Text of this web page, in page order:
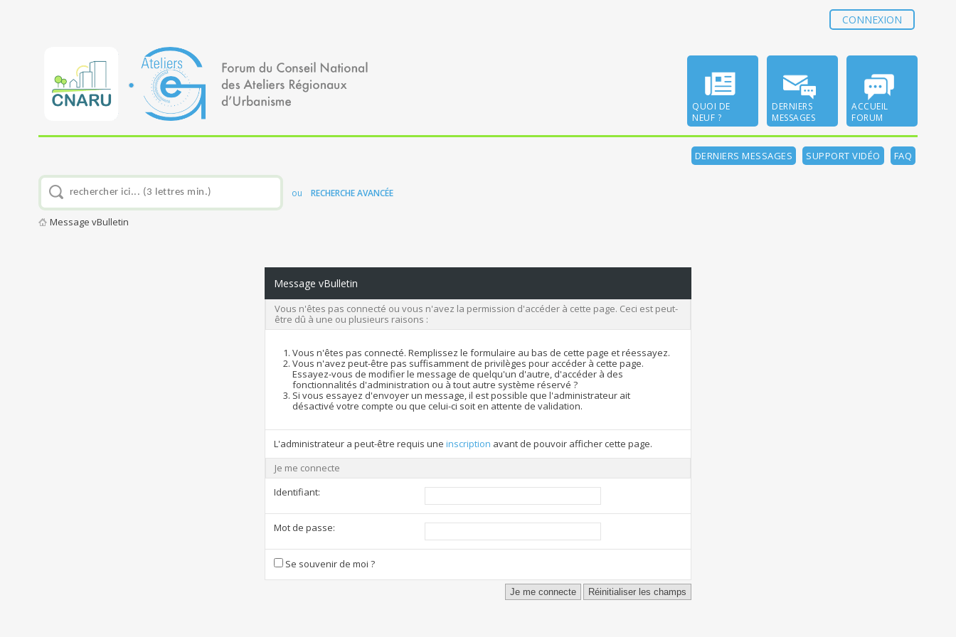
CONNEXION
QUOI DE
NEUF ?
DERNIERS
MESSAGES
ACCUEIL
FORUM
DERNIERS MESSAGES SUPPORT VIDÉO FAQ
ou RECHERCHE AVANCÉE
Message vBulletin
Message vBulletin
Vous n'êtes pas connecté ou vous n'avez la permission d'accéder à cette page. Ceci est peut-
être dû à une ou plusieurs raisons :
Vous n'êtes pas connecté. Remplissez le formulaire au bas de cette page et réessayez.
Vous n'avez peut-être pas suffisamment de privilèges pour accéder à cette page.
Essayez-vous de modifier le message de quelqu'un d'autre, d'accéder à des
fonctionnalités d'administration ou à tout autre système réservé ?
Si vous essayez d'envoyer un message, il est possible que l'administrateur ait
désactivé votre compte ou que celui-ci soit en attente de validation.
L'administrateur a peut-être requis une inscription avant de pouvoir afficher cette page.
Je me connecte
Identifiant:
Mot de passe:
Se souvenir de moi ?